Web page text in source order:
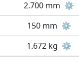
2.700 mm ⚙️
150 mm ⚙️
1.672 kg ⚙️